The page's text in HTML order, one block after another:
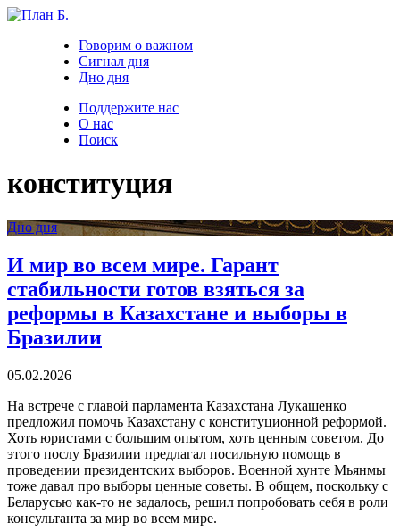
Говорим о важном
Сигнал дня
Дно дня
Поддержите нас
О нас
Поиск
конституция
Дно дня
И мир во всем мире. Гарант
стабильности готов взяться за
реформы в Казахстане и выборы в
Бразилии
05.02.2026
На встрече с главой парламента Казахстана Лукашенко
предложил помочь Казахстану с конституционной реформой.
Хоть юристами с большим опытом, хоть ценным советом. До
этого послу Бразилии предлагал посильную помощь в
проведении президентских выборов. Военной хунте Мьянмы
тоже давал про выборы ценные советы. В общем, поскольку с
Беларусью как-то не задалось, решил попробовать себя в роли
консультанта за мир во всем мире.